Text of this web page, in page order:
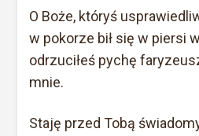
O Boże, któryś
w pokorze bił się w piersi
odrzuciłeś pychę
mnie.
Staję przed Tobą